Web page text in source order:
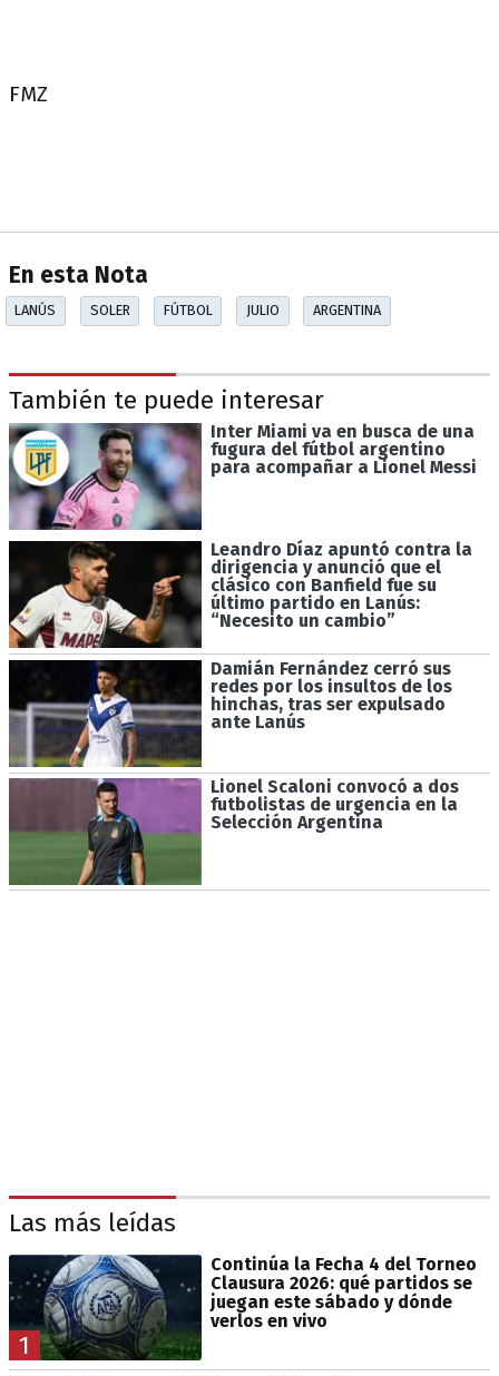
FMZ
En esta Nota
LANÚS SOLER FÚTBOL JULIO ARGENTINA
También te puede interesar
Inter Miami va en busca de una
fugura del fútbol argentino
para acompañar a Lionel Messi
Leandro Díaz apuntó contra la
dirigencia y anunció que el
clásico con Banfield fue su
último partido en Lanús:
“Necesito un cambio”
Damián Fernández cerró sus
redes por los insultos de los
hinchas, tras ser expulsado
ante Lanús
Lionel Scaloni convocó a dos
futbolistas de urgencia en la
Selección Argentina
Las más leídas
1
Continúa la Fecha 4 del Torneo
Clausura 2026: qué partidos se
juegan este sábado y dónde
verlos en vivo